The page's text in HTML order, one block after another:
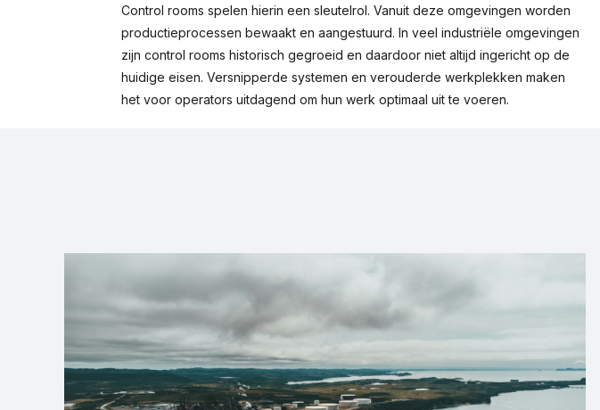
Control rooms spelen hierin een sleutelrol. Vanuit deze omgevingen worden
productieprocessen bewaakt en aangestuurd. In veel industriële omgevingen
zijn control rooms historisch gegroeid en daardoor niet altijd ingericht op de
huidige eisen. Versnipperde systemen en verouderde werkplekken maken
het voor operators uitdagend om hun werk optimaal uit te voeren.